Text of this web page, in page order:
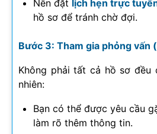
Nên đặt lịch hẹn trực
hồ sơ để tránh chờ đợi.
Bước 3: Tham gia phỏng vấn
Không phải tất cả hồ sơ đều
nhiên:
Bạn có thể được yêu cầu
làm rõ thêm thông tin.